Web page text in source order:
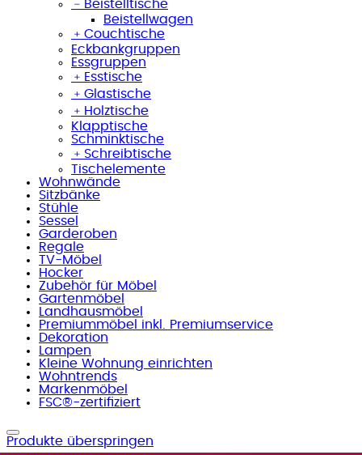
﹣ Beistelltische
Beistellwagen
﹢ Couchtische
Eckbankgruppen
Essgruppen
﹢ Esstische
﹢ Glastische
﹢ Holztische
Klapptische
Schminktische
﹢ Schreibtische
Tischelemente
Wohnwände
Sitzbänke
Stühle
Sessel
Garderoben
Regale
TV-Möbel
Hocker
Zubehör für Möbel
Gartenmöbel
Landhausmöbel
Premiummöbel inkl. Premiumservice
Dekoration
Lampen
Kleine Wohnung einrichten
Wohntrends
Markenmöbel
FSC®-zertifiziert
Produkte überspringen